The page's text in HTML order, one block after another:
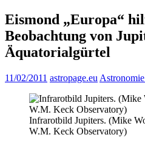
Eismond „Europa“
Beobachtung von
Äquatorialgürtel
11/02/2011 astropage.eu
Infrarotbild Jupiters. (Mike
W.M. Keck Observatory)